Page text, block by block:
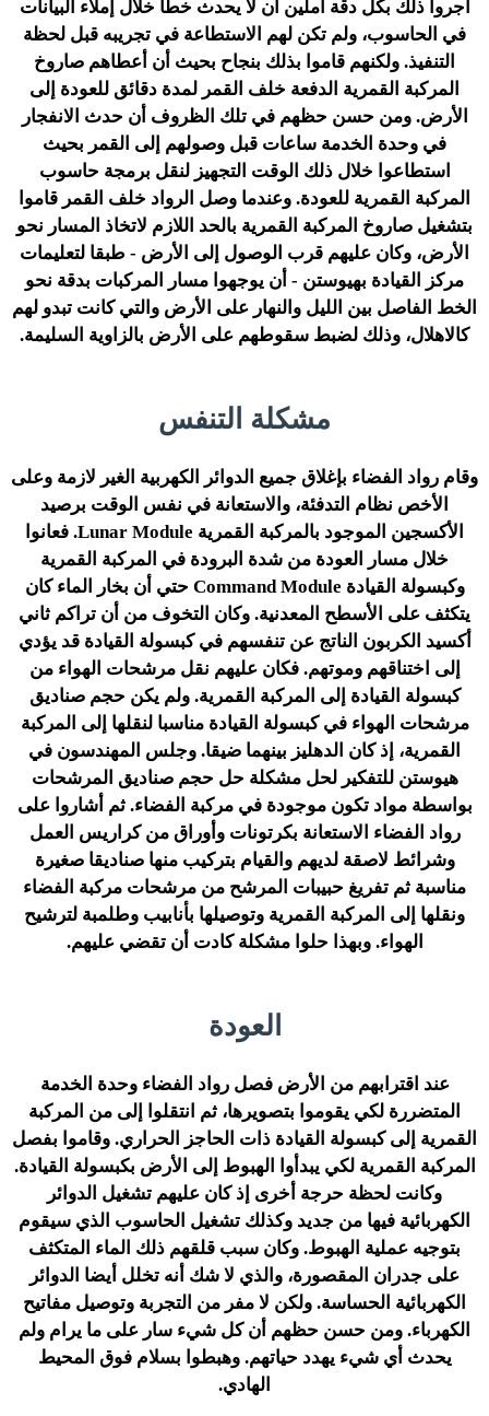
أجروا ذلك بكل دقة آملين أن لا يحدث خطأ خلال إملاء البيانات
في الحاسوب، ولم تكن لهم الاستطاعة في تجريبه قبل لحظة
التنفيذ. ولكنهم قاموا بذلك بنجاح بحيث أن أعطاهم صاروخ
المركبة القمرية الدفعة خلف القمر لمدة دقائق للعودة إلى
الأرض. ومن حسن حظهم في تلك الظروف أن حدث الانفجار
في وحدة الخدمة ساعات قبل وصولهم إلى القمر بحيث
استطاعوا خلال ذلك الوقت التجهيز لنقل برمجة حاسوب
المركبة القمرية للعودة. وعندما وصل الرواد خلف القمر قاموا
بتشغيل صاروخ المركبة القمرية بالحد اللازم لاتخاذ المسار نحو
الأرض، وكان عليهم قرب الوصول إلى الأرض - طبقا لتعليمات
مركز القيادة بهيوستن - أن يوجهوا مسار المركبات بدقة نحو
الخط الفاصل بين الليل والنهار على الأرض والتي كانت تبدو لهم
كالاهلال، وذلك لضبط سقوطهم على الأرض بالزاوية السليمة.
مشكلة التنفس
وقام رواد الفضاء بإغلاق جميع الدوائر الكهربية الغير لازمة وعلى
الأخص نظام التدفئة، والاستعانة في نفس الوقت برصيد
الأكسجين الموجود بالمركبة القمرية Lunar Module. فعانوا
خلال مسار العودة من شدة البرودة في المركبة القمرية
وكبسولة القيادة Command Module حتي أن بخار الماء كان
يتكثف على الأسطح المعدنية. وكان التخوف من أن تراكم ثاني
أكسيد الكربون الناتج عن تنفسهم في كبسولة القيادة قد يؤدي
إلى اختناقهم وموتهم. فكان عليهم نقل مرشحات الهواء من
كبسولة القيادة إلى المركبة القمرية. ولم يكن حجم صناديق
مرشحات الهواء في كبسولة القيادة مناسبا لنقلها إلى المركبة
القمرية، إذ كان الدهليز بينهما ضيقا. وجلس المهندسون في
هيوستن للتفكير لحل مشكلة حل حجم صناديق المرشحات
بواسطة مواد تكون موجودة في مركبة الفضاء. ثم أشاروا على
رواد الفضاء الاستعانة بكرتونات وأوراق من كراريس العمل
وشرائط لاصقة لديهم والقيام بتركيب منها صناديقا صغيرة
مناسبة ثم تفريغ حبيبات المرشح من مرشحات مركبة الفضاء
ونقلها إلى المركبة القمرية وتوصيلها بأنابيب وطلمبة لترشيح
الهواء. وبهذا حلوا مشكلة كادت أن تقضي عليهم.
العودة
عند اقترابهم من الأرض فصل رواد الفضاء وحدة الخدمة
المتضررة لكي يقوموا بتصويرها، ثم انتقلوا إلى من المركبة
القمرية إلى كبسولة القيادة ذات الحاجز الحراري. وقاموا بفصل
المركبة القمرية لكي يبدأوا الهبوط إلى الأرض بكبسولة القيادة.
وكانت لحظة حرجة أخرى إذ كان عليهم تشغيل الدوائر
الكهربائية فيها من جديد وكذلك تشغيل الحاسوب الذي سيقوم
بتوجيه عملية الهبوط. وكان سبب قلقهم ذلك الماء المتكثف
على جدران المقصورة، والذي لا شك أنه تخلل أيضا الدوائر
الكهربائية الحساسة. ولكن لا مفر من التجربة وتوصيل مفاتيح
الكهرباء. ومن حسن حظهم أن كل شيء سار على ما يرام ولم
يحدث أي شيء يهدد حياتهم. وهبطوا بسلام فوق المحيط
الهادي.